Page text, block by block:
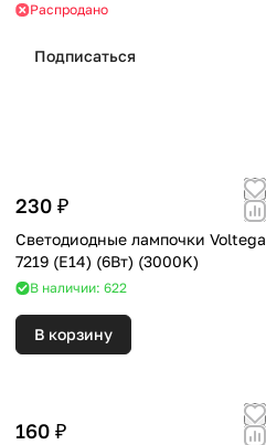
Распродано
Подписаться
230 ₽
Светодиодные лампочки Voltega
7219 (E14) (6Вт) (3000K)
В наличии: 622
В корзину
160 ₽